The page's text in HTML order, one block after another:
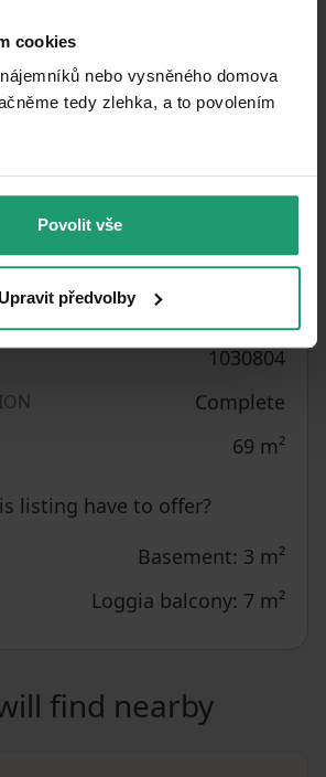
cookies
nebo vysněného domova
tedy zlehka, a to povolením
Povolit vše
Upravit předvolby
Quiet area
m2
3+1
2. floor out of 3
1030804
Complete
69 m²
listing have to offer?
Basement: 3 m²
Loggia balcony: 7 m²
find nearby